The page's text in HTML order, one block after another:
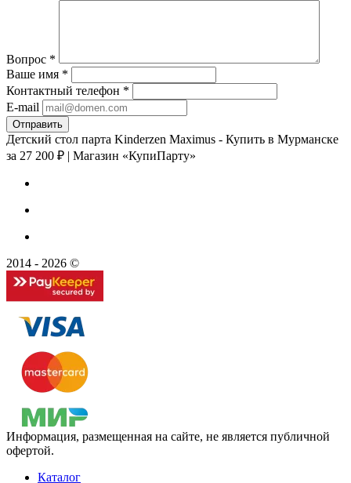
Вопрос *
Ваше имя *
Контактный телефон *
E-mail
Детский стол парта Kinderzen Maximus - Купить в Мурманске
за 27 200 ₽ | Магазин «КупиПарту»
2014 - 2026 ©
Информация, размещенная на сайте, не является публичной
офертой.
Каталог